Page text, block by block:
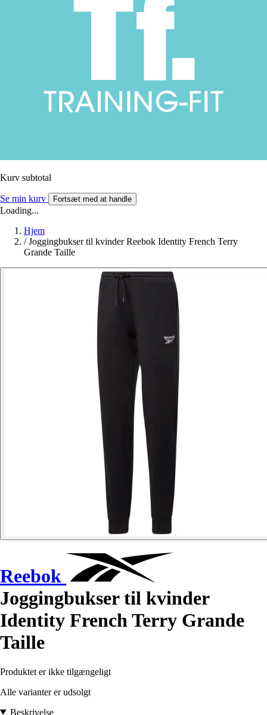
Kurv subtotal
Se min kurv Fortsæt med at handle
Loading...
Hjem
/ Joggingbukser til kvinder Reebok Identity French Terry
Grande Taille
Reebok
Joggingbukser til kvinder
Identity French Terry Grande
Taille
Produktet er ikke tilgængeligt
Alle varianter er udsolgt
Beskrivelse